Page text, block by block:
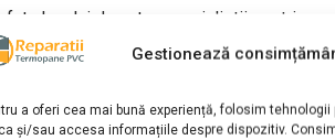
Gestionează
a oferi cea mai bună experiență, folosim tehnologii
și/sau accesa informațiile despre dispozitiv.
locului de catre specialistii nostri.
revizie a
decat sa pierdeti timp si bani in